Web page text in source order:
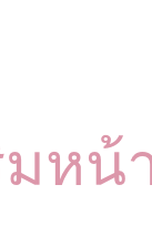
หน้